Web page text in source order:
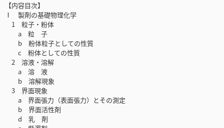
【内容目次】
Ⅰ 製剤の基礎物理化学
1 粒子・粉体
a 粒 子
b 粉体粒子としての性質
c 粉体としての性質
2 溶液・溶解
a 溶 液
b 溶解現象
3 界面現象
a 界面張力（表面張力）とその測定
b 界面活性剤
d 乳 剤